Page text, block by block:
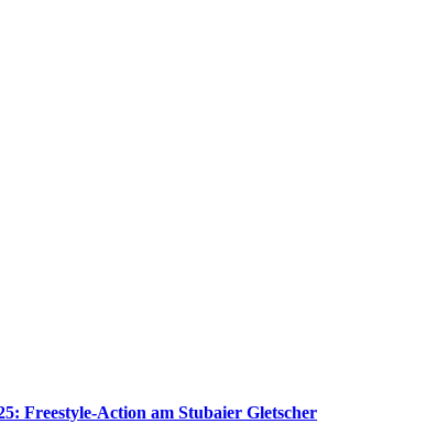
Freestyle-Action am Stubaier Gletscher